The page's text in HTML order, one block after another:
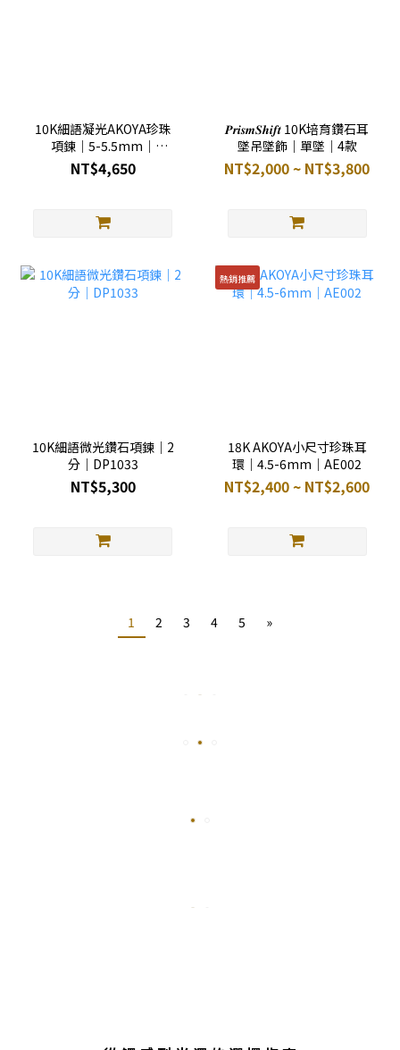
10K細語凝光AKOYA珍珠
項鍊｜5-5.5mm｜
DP1032
NT$4,650
𝑷𝒓𝒊𝒔𝒎𝑺𝒉𝒊𝒇𝒕 10K培育鑽石耳
墜吊墜飾｜單墜｜4款
NT$2,000 ~ NT$3,800
10K細語微光鑽石項鍊｜2
分｜DP1033
NT$5,300
熱銷推薦
18K AKOYA小尺寸珍珠耳
環｜4.5-6mm｜AE002
NT$2,400 ~ NT$2,600
1 2 3 4 5 »